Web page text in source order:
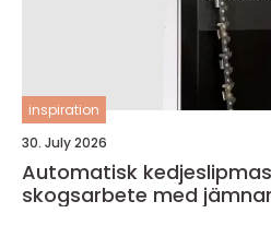
inspiration
30. July 2026
Automatisk kedjeslipmaskin
skogsarbete med